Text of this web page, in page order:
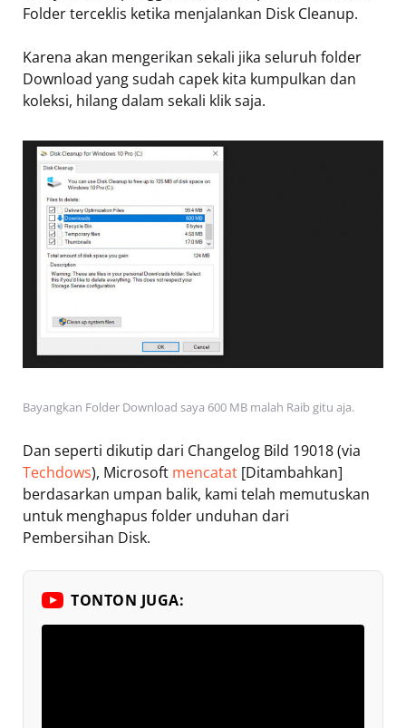
Folder terceklis ketika menjalankan Disk Cleanup.
Karena akan mengerikan sekali jika seluruh folder
Download yang sudah capek kita kumpulkan dan
koleksi, hilang dalam sekali klik saja.
Bayangkan Folder Download saya 600 MB malah Raib gitu aja.
Dan seperti dikutip dari Changelog Bild 19018 (via
Techdows), Microsoft mencatat [Ditambahkan]
berdasarkan umpan balik, kami telah memutuskan
untuk menghapus folder unduhan dari
Pembersihan Disk.
TONTON JUGA: